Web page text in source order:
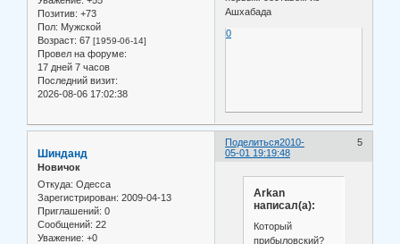
Позитив: +73
Пол: Мужской
Возраст: 67 [1959-06-14]
Провел на форуме:
17 дней 7 часов
Последний визит:
2026-08-06 17:02:38
Ашхабада
0
Поделиться 5
2010-
05-01 19:19:48
Шинданд
Новичок
Откуда: Одесса
Зарегистрирован: 2009-04-13
Приглашений: 0
Сообщений: 22
Уважение: +0
Arkan
написал(а):
Который
прибыловский?